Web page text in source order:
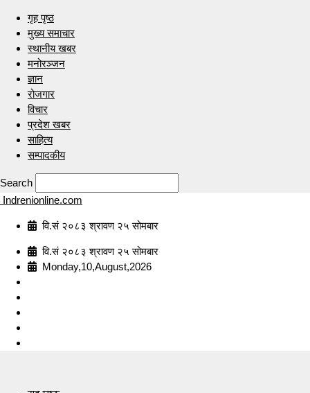
गृह पृष्ठ
मुख्य समाचार
स्थानीय खबर
मनोरञ्जन
ज्ञान
रोजगार
विचार
प्रदेश खबर
साहित्य
सम्पादकीय
Search
Indrenionline.com
वि.सं २०८३ श्रावण २५ सोमबार
वि.सं २०८३ श्रावण २५ सोमबार
Monday,10,August,2026